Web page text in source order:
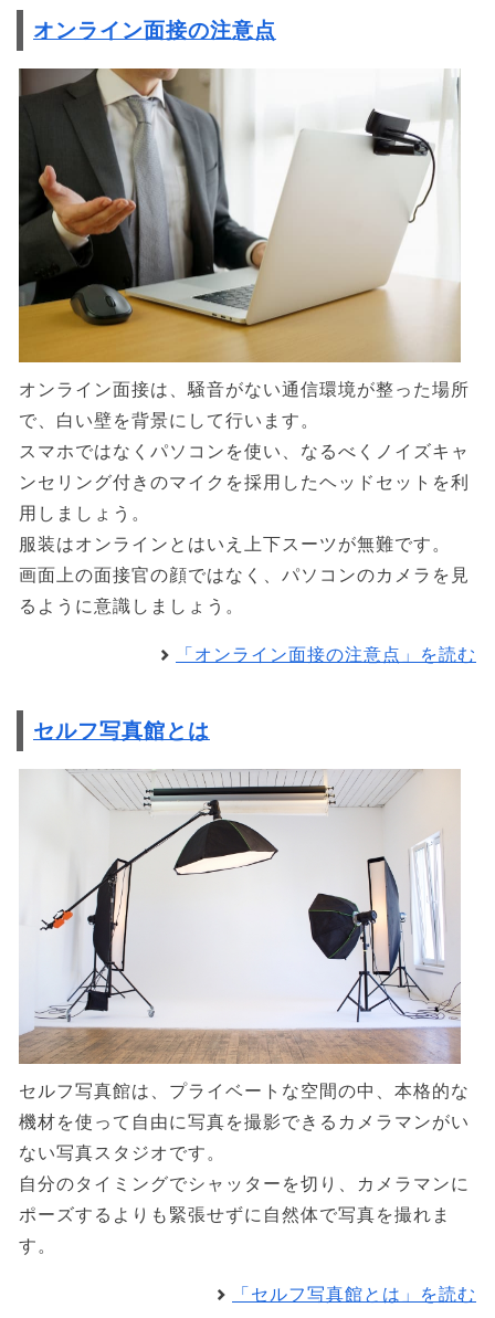
オンライン面接の注意点
オンライン面接は、騒音がない通信環境が整った場所
で、白い壁を背景にして行います。
スマホではなくパソコンを使い、なるべくノイズキャ
ンセリング付きのマイクを採用したヘッドセットを利
用しましょう。
服装はオンラインとはいえ上下スーツが無難です。
画面上の面接官の顔ではなく、パソコンのカメラを見
るように意識しましょう。
「オンライン面接の注意点」を読む
セルフ写真館とは
セルフ写真館は、プライベートな空間の中、本格的な
機材を使って自由に写真を撮影できるカメラマンがい
ない写真スタジオです。
自分のタイミングでシャッターを切り、カメラマンに
ポーズするよりも緊張せずに自然体で写真を撮れま
す。
「セルフ写真館とは」を読む